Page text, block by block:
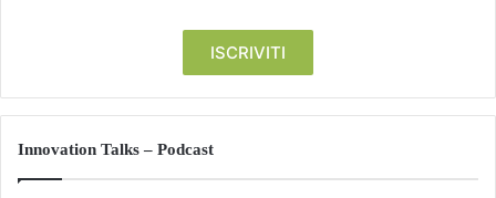
Innovation Talks – Podcast